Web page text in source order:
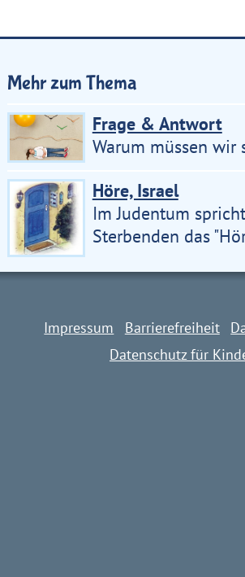
Mehr zum Thema
Frage & Antwort
Warum müssen wir
Höre, Israel
Im Judentum
Sterbenden das
Impressum Barrierefreiheit
Datenschutz für